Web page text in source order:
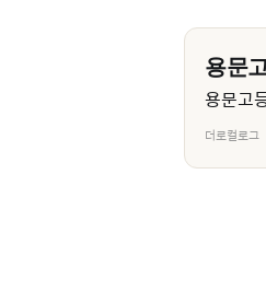
용문
용문고
더로컬로그